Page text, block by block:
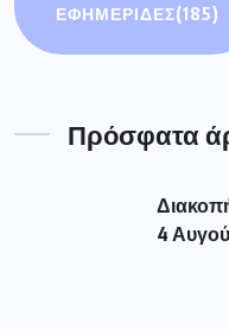
ΕΦΗΜΕΡΙΔΕΣ(185)
Πρόσφατα
4